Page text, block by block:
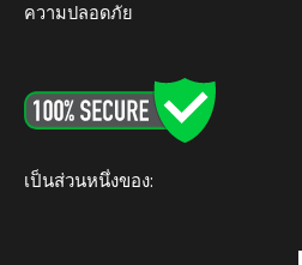
o
o
e
r
ความปลอดภัย
เป็นส่วนหนึ่งของ: